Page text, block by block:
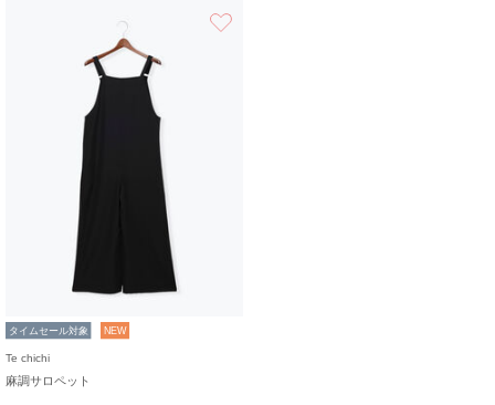
タイムセール対象 NEW
Te chichi
麻調サロペット